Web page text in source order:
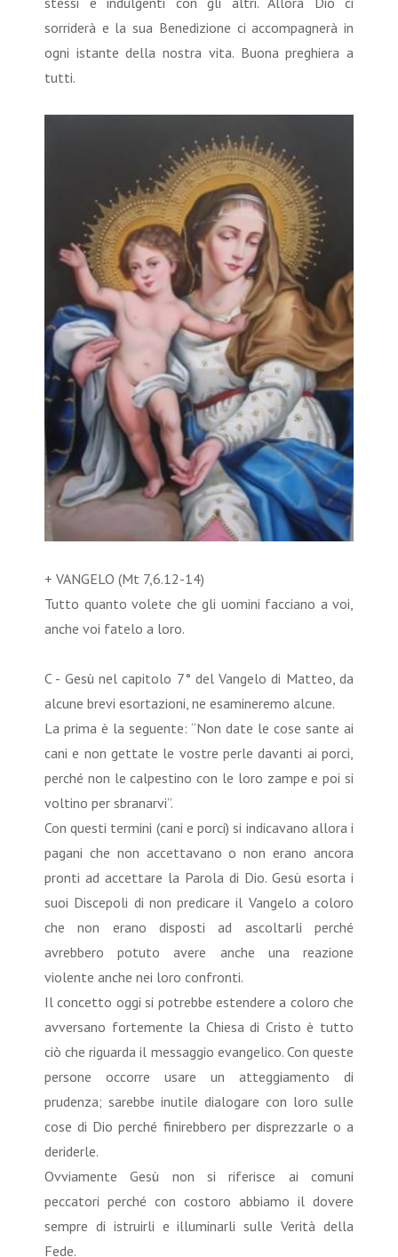
sorriderà e la sua Benedizione ci accompagnerà in
ogni istante della nostra vita. Buona preghiera a
tutti.
+ VANGELO (Mt 7,6.12-14)
Tutto quanto volete che gli uomini facciano a voi,
anche voi fatelo a loro.
C - Gesù nel capitolo 7° del Vangelo di Matteo, da
alcune brevi esortazioni, ne esamineremo alcune.
La prima è la seguente: “Non date le cose sante ai
cani e non gettate le vostre perle davanti ai porci,
perché non le calpestino con le loro zampe e poi si
voltino per sbranarvi”.
Con questi termini (cani e porci) si indicavano allora i
pagani che non accettavano o non erano ancora
pronti ad accettare la Parola di Dio. Gesù esorta i
suoi Discepoli di non predicare il Vangelo a coloro
che non erano disposti ad ascoltarli perché
avrebbero potuto avere anche una reazione
violente anche nei loro confronti.
Il concetto oggi si potrebbe estendere a coloro che
avversano fortemente la Chiesa di Cristo è tutto
ciò che riguarda il messaggio evangelico. Con queste
persone occorre usare un atteggiamento di
prudenza; sarebbe inutile dialogare con loro sulle
cose di Dio perché finirebbero per disprezzarle o a
deriderle.
Ovviamente Gesù non si riferisce ai comuni
peccatori perché con costoro abbiamo il dovere
sempre di istruirli e illuminarli sulle Verità della
Fede.